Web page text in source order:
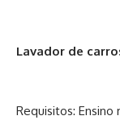
Lavador de
Requisitos: